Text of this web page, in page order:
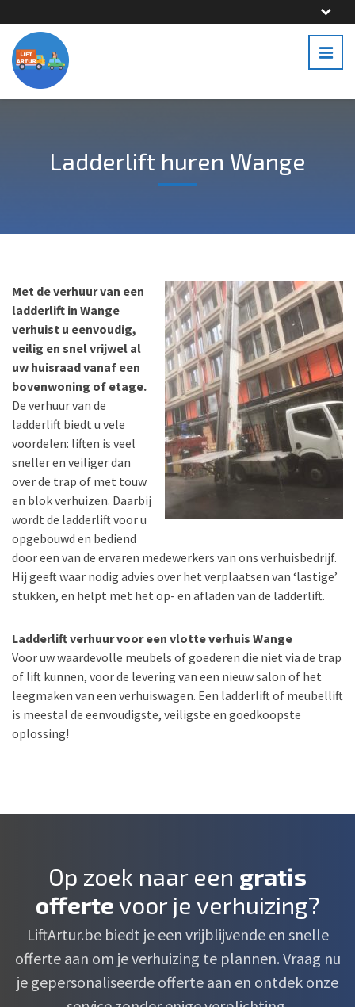
Ladderlift huren Wange
Met de verhuur van een
ladderlift in Wange
verhuist u eenvoudig,
veilig en snel vrijwel al
uw huisraad vanaf een
bovenwoning of etage.
De verhuur van de
ladderlift biedt u vele
voordelen: liften is veel
sneller en veiliger dan
over de trap of met touw
en blok verhuizen. Daarbij
wordt de ladderlift voor u
opgebouwd en bediend
door een van de ervaren medewerkers van ons verhuisbedrijf.
Hij geeft waar nodig advies over het verplaatsen van ‘lastige’
stukken, en helpt met het op- en afladen van de ladderlift.
Ladderlift verhuur voor een vlotte verhuis Wange
Voor uw waardevolle meubels of goederen die niet via de trap
of lift kunnen, voor de levering van een nieuw salon of het
leegmaken van een verhuiswagen. Een ladderlift of meubellift
is meestal de eenvoudigste, veiligste en goedkoopste
oplossing!
Op zoek naar een gratis
offertevoor je verhuizing?
LiftArtur.be biedt je een vrijblijvende en snelle
offerte aan om je verhuizing te plannen. Vraag nu
je gepersonaliseerde offerte aan en ontdek onze